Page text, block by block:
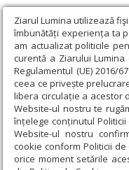
Ziarul Lumina utilizează
îmbunătăți experiența ta
am actualizat politicile
curentă a Ziarului
Regulamentul (UE) 2016/
ceea ce privește
libera circulație a acestor
Website-ul nostru te
înțelege conținutul
Website-ul nostru
cookie conform Politicii
orice moment setările
Ziarul Lumina ›
arhierească la Baia Mare
Sfânta Liturghie